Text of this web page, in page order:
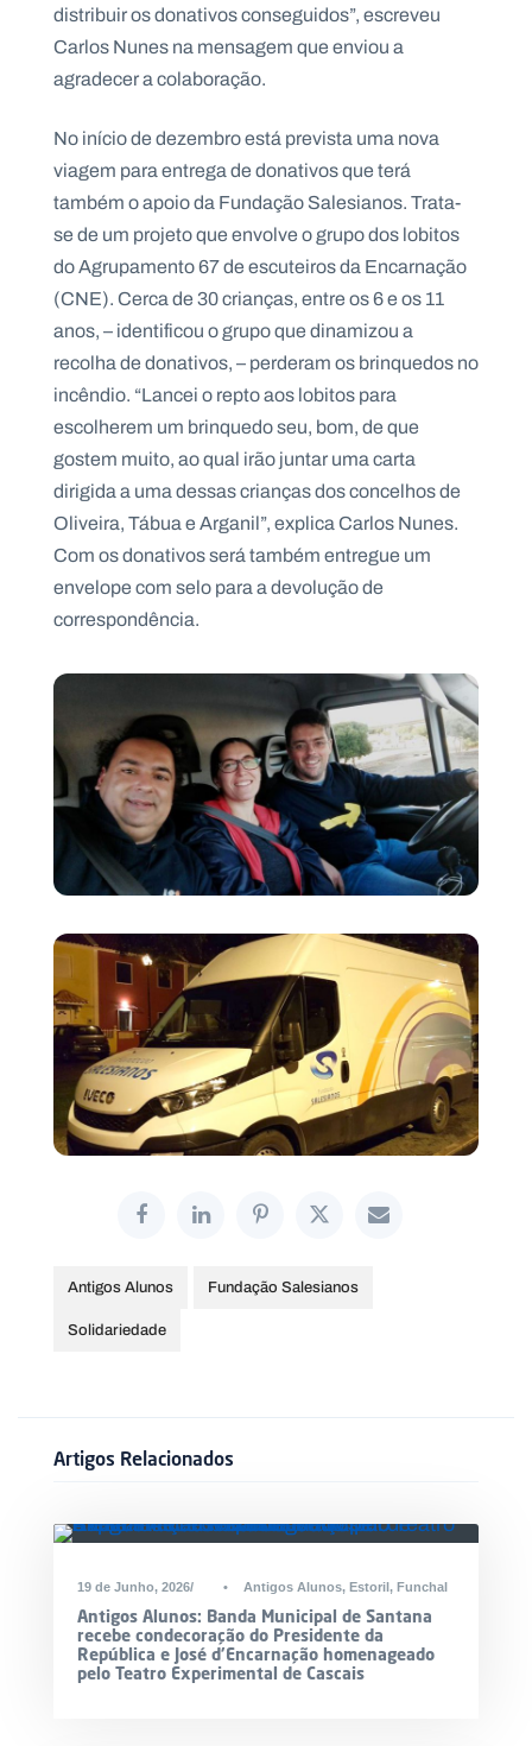
distribuir os donativos conseguidos”, escreveu
Carlos Nunes na mensagem que enviou a
agradecer a colaboração.
No início de dezembro está prevista uma nova
viagem para entrega de donativos que terá
também o apoio da Fundação Salesianos. Trata-
se de um projeto que envolve o grupo dos lobitos
do Agrupamento 67 de escuteiros da Encarnação
(CNE). Cerca de 30 crianças, entre os 6 e os 11
anos, – identificou o grupo que dinamizou a
recolha de donativos, – perderam os brinquedos no
incêndio. “Lancei o repto aos lobitos para
escolherem um brinquedo seu, bom, de que
gostem muito, ao qual irão juntar uma carta
dirigida a uma dessas crianças dos concelhos de
Oliveira, Tábua e Arganil”, explica Carlos Nunes.
Com os donativos será também entregue um
envelope com selo para a devolução de
correspondência.
Antigos Alunos
Fundação Salesianos
Solidariedade
Artigos Relacionados
19 de Junho, 2026 • Antigos Alunos, Estoril, Funchal
Antigos Alunos: Banda Municipal de Santana
recebe condecoração do Presidente da
República e José d’Encarnação homenageado
pelo Teatro Experimental de Cascais
l
e
tt
e